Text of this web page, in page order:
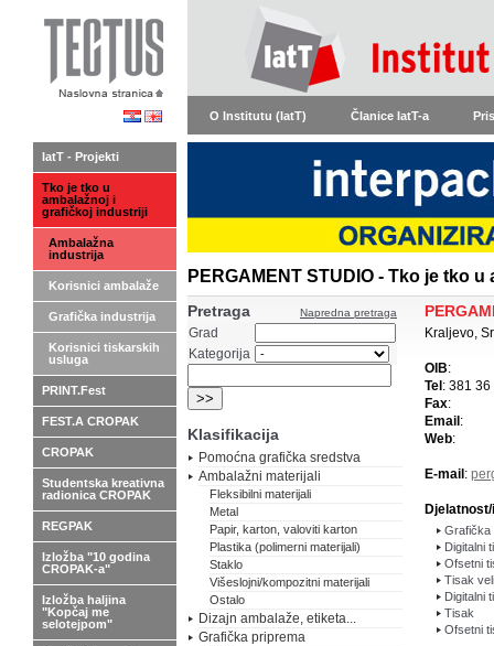
O Institutu (IatT) Članice IatT-a
PERGAMENT STUDIO - Tko je tko
Napredna pretraga
Pretraga
Grad
Kategorija
Klasifikacija
Pomoćna grafička sredstva
Ambalažni materijali
Fleksibilni materijali
Metal
Papir, karton, valoviti karton
Plastika (polimerni materijali)
Staklo
Višeslojni/kompozitni materijali
Ostalo
Dizajn ambalaže, etiketa...
Grafička priprema
Kraljevo,
OIB:
Tel : 381
Fax:
Email :
Web:
E-mail :
Djelatnost/i
Grafička
Digitalni
Ofsetni
Tisak
Digitalni
Tisak
Ofsetni
IatT - Projekti
Tko je tko u
ambalažnoj i
grafičkoj industriji
Ambalažna
industrija
Korisnici ambalaže
Grafička industrija
Korisnici tiskarskih
usluga
PRINT.Fest
FEST.A CROPAK
CROPAK
Studentska kreativna
radionica CROPAK
REGPAK
Izložba "10 godina
CROPAK-a"
Izložba haljina
"Kopčaj me
selotejpom"